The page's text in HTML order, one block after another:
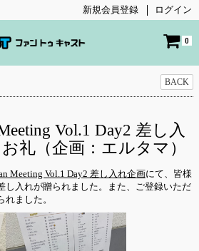
新規会員登録 ログイン
0
BACK
Vol.1 Day2 差し入
礼（企画：エルタマ）
Meeting Vol.1 Day2 差し入れ企画にて、皆様
し入れが贈られました。また、ご登録いただ
ました。